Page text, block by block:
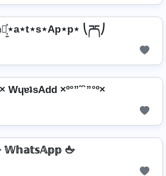
⎝ཌད⎠
WɥɐʇsAdd ×º°”˜`”°º×
𝕎𝕙𝕒𝕥𝕤𝔸𝕡𝕡 🖕